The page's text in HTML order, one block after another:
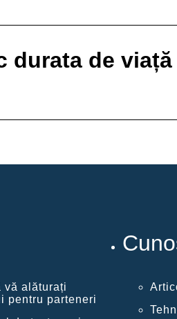
durata de
vă alăturați
pentru parteneri